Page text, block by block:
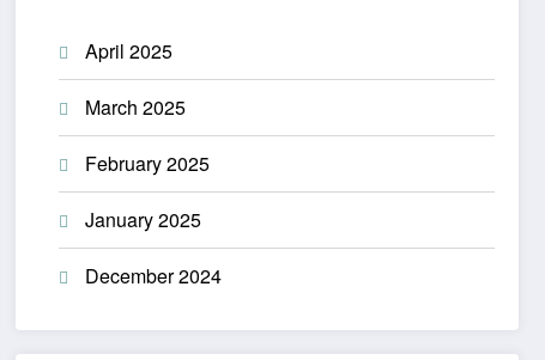
April 2025
March 2025
February 2025
January 2025
December 2024